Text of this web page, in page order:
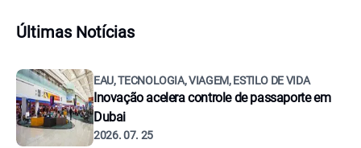
Últimas Notícias
EAU, TECNOLOGIA, VIAGEM, ESTILO DE VIDA
Inovação acelera controle de passaporte em
Dubai
2026. 07. 25